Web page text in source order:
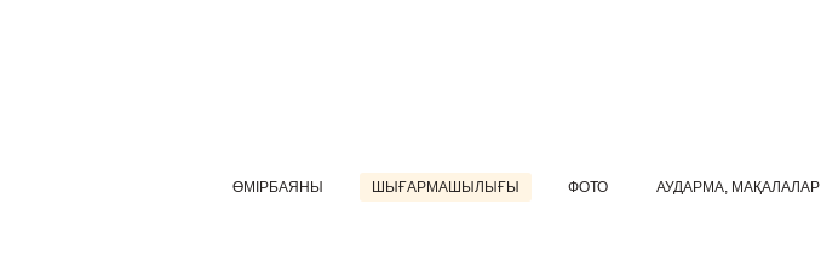
ӨМІРБАЯНЫ ШЫҒАРМАШЫЛЫҒЫ ФОТО АУДАРМА, МАҚАЛАЛАР